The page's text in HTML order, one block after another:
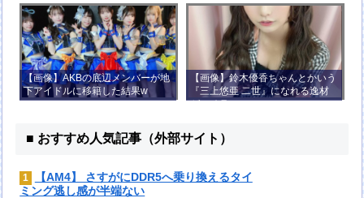
【画像】AKBの底辺メンバーが地
下アイドルに移籍した結果w
【画像】鈴木優香ちゃんとかいう
『三上悠亜 二世』になれる逸材
がコチラ
■ おすすめ人気記事（外部サイト）
1
【AM4】 さすがにDDR5へ乗り換えるタイ
ミング逃し感が半端ない